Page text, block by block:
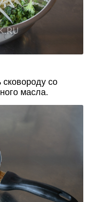
со
масла.